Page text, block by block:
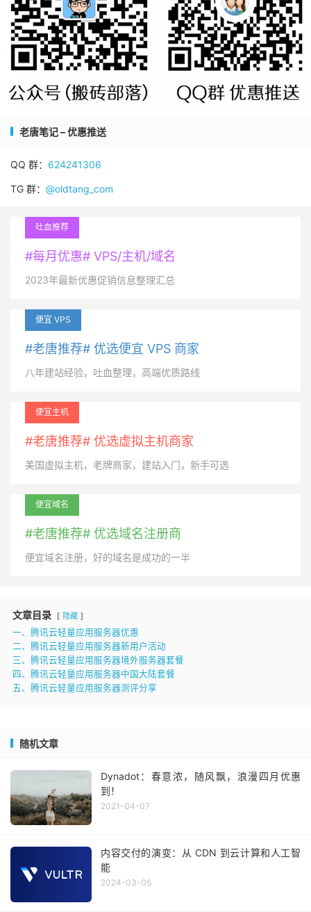
老唐笔记 – 优惠推送
QQ 群： 624241306
TG 群： @oldtang_com
吐血推荐
#每月优惠# VPS/主机/域名
2023年最新优惠促销信息整理汇总
便宜 VPS
#老唐推荐# 优选便宜 VPS 商家
八年建站经验，吐血整理，高端优质路线
便宜主机
#老唐推荐# 优选虚拟主机商家
美国虚拟主机，老牌商家，建站入门，新手可选
便宜域名
#老唐推荐# 优选域名注册商
便宜域名注册，好的域名是成功的一半
文章目录 隐藏
一、腾讯云轻量应用服务器优惠
二、腾讯云轻量应用服务器新用户活动
三、腾讯云轻量应用服务器境外服务器套餐
四、腾讯云轻量应用服务器中国大陆套餐
五、腾讯云轻量应用服务器测评分享
随机文章
Dynadot：春意浓，随风飘，浪漫四月优惠
到！
2021-04-07
内容交付的演变：从 CDN 到云计算和人工智
能
2024-03-05